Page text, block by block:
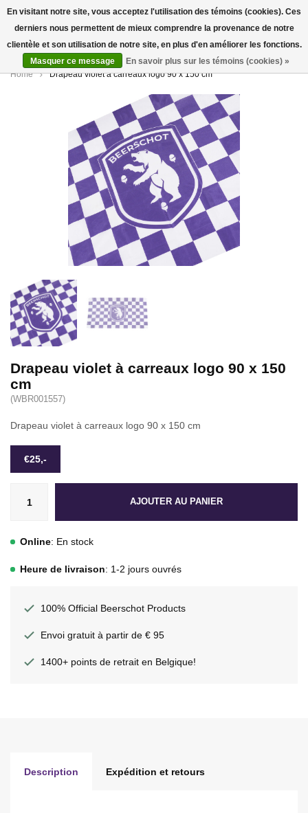
0
Home Drapeau violet à carreaux logo 90 x 150 cm
Drapeau violet à carreaux logo 90 x 150
cm
(WBR001557)
Drapeau violet à carreaux logo 90 x 150 cm
€25,-
AJOUTER AU PANIER
Online: En stock
Heure de livraison: 1-2 jours ouvrés
100% Official Beerschot Products
Envoi gratuit à partir de € 95
1400+ points de retrait en Belgique!
Description Expédition et retours
En visitant notre site, vous acceptez l'utilisation des témoins (cookies). Ces
derniers nous permettent de mieux comprendre la provenance de notre
clientèle et son utilisation de notre site, en plus d'en améliorer les fonctions.
Masquer ce message
En savoir plus sur les témoins (cookies) »